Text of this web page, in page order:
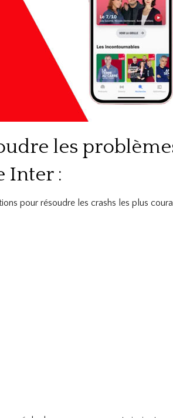
les
Inter :
pour résoudre les crashs les plus